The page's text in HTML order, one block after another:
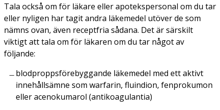
Tala också om för läkare eller apotekspersonal om du tar
eller nyligen har tagit andra läkemedel utöver de som
nämns ovan, även receptfria sådana. Det är särskilt
viktigt att tala om för läkaren om du tar något av
följande:
blodproppsförebyggande läkemedel med ett aktivt
innehållsämne som warfarin, fluindion, fenprokumon
eller acenokumarol (antikoagulantia)